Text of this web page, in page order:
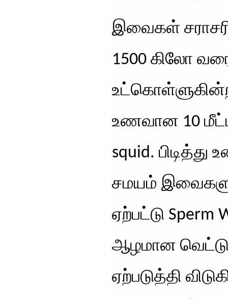
இவைகள்
1500 கிலோ
உணவான 10
squid.
சமயம்
ஏற்பட்டு Sperm
ஆழமான
ஏற்படுத்தி